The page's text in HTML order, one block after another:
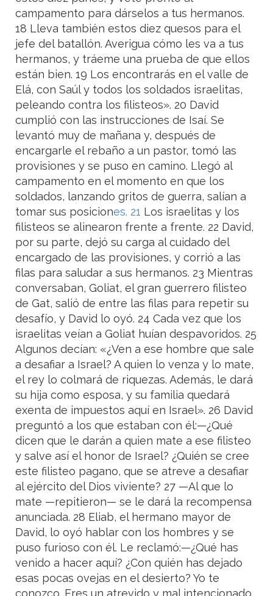
campamento para dárselos a tus hermanos.
18 Lleva también estos diez quesos para el
jefe del batallón. Averigua cómo les va a tus
hermanos, y tráeme una prueba de que ellos
están bien. 19 Los encontrarás en el valle de
Elá, con Saúl y todos los soldados israelitas,
peleando contra los filisteos». 20 David
cumplió con las instrucciones de Isaí. Se
levantó muy de mañana y, después de
encargarle el rebaño a un pastor, tomó las
provisiones y se puso en camino. Llegó al
campamento en el momento en que los
soldados, lanzando gritos de guerra, salían a
tomar sus posiciones. 21 Los israelitas y los
filisteos se alinearon frente a frente. 22 David,
por su parte, dejó su carga al cuidado del
encargado de las provisiones, y corrió a las
filas para saludar a sus hermanos. 23 Mientras
conversaban, Goliat, el gran guerrero filisteo
de Gat, salió de entre las filas para repetir su
desafío, y David lo oyó. 24 Cada vez que los
israelitas veían a Goliat huían despavoridos. 25
Algunos decían: «¿Ven a ese hombre que sale
a desafiar a Israel? A quien lo venza y lo mate,
el rey lo colmará de riquezas. Además, le dará
su hija como esposa, y su familia quedará
exenta de impuestos aquí en Israel». 26 David
preguntó a los que estaban con él:—¿Qué
dicen que le darán a quien mate a ese filisteo
y salve así el honor de Israel? ¿Quién se cree
este filisteo pagano, que se atreve a desafiar
al ejército del Dios viviente? 27 —Al que lo
mate —repitieron— se le dará la recompensa
anunciada. 28 Eliab, el hermano mayor de
David, lo oyó hablar con los hombres y se
puso furioso con él. Le reclamó:—¿Qué has
venido a hacer aquí? ¿Con quién has dejado
esas pocas ovejas en el desierto? Yo te
conozco. Eres un atrevido y mal intencionado.